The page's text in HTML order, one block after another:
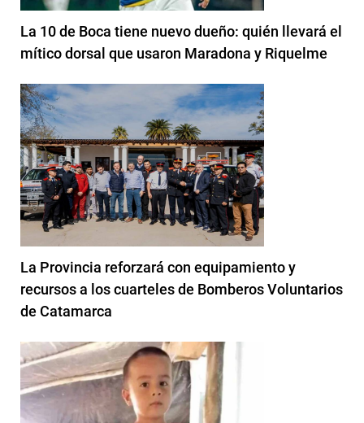
La 10 de Boca tiene nuevo dueño: quién llevará el
mítico dorsal que usaron Maradona y Riquelme
La Provincia reforzará con equipamiento y
recursos a los cuarteles de Bomberos Voluntarios
de Catamarca